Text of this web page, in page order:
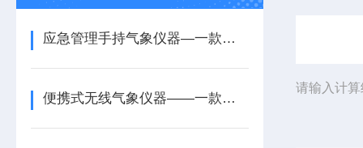
应急管理手持气象仪器—一款锁定风险隐患的袖珍可穿戴手持气象站2025+派+送
便携式无线气象仪器——一款气象突变趋势的便携式野外气象仪器2025+派+送
请输入计